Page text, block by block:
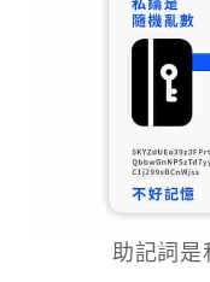
助記詞是